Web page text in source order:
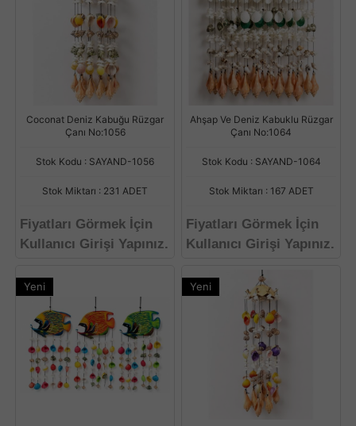
Coconat Deniz Kabuğu Rüzgar
Çanı No:1056
Stok Kodu : SAYAND-1056
Stok Miktarı : 231 ADET
Fiyatları Görmek İçin
Kullanıcı Girişi Yapınız.
Ahşap Ve Deniz Kabuklu Rüzgar
Çanı No:1064
Stok Kodu : SAYAND-1064
Stok Miktarı : 167 ADET
Fiyatları Görmek İçin
Kullanıcı Girişi Yapınız.
Yeni Yeni